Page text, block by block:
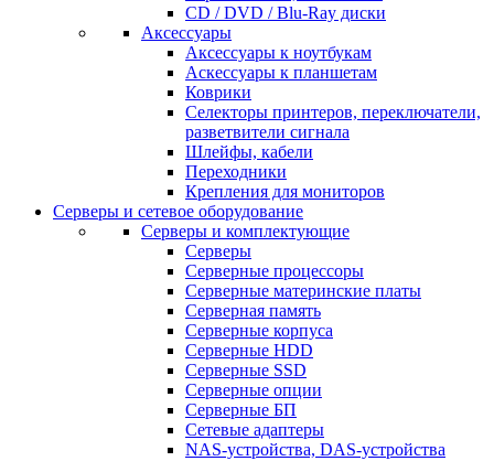
CD / DVD / Blu-Ray диски
Аксессуары
Аксессуары к ноутбукам
Аскессуары к планшетам
Коврики
Селекторы принтеров, переключатели,
разветвители сигнала
Шлейфы, кабели
Переходники
Крепления для мониторов
Серверы и сетевое оборудование
Серверы и комплектующие
Серверы
Серверные процессоры
Серверные материнские платы
Серверная память
Серверные корпуса
Серверные HDD
Серверные SSD
Серверные опции
Серверные БП
Сетевые адаптеры
NAS-устройства, DAS-устройства